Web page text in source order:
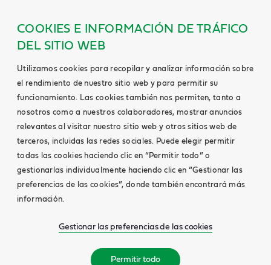
COOKIES E INFORMACIÓN DE TRÁFICO
DEL SITIO WEB
Utilizamos cookies para recopilar y analizar información sobre
el rendimiento de nuestro sitio web y para permitir su
funcionamiento. Las cookies también nos permiten, tanto a
nosotros como a nuestros colaboradores, mostrar anuncios
relevantes al visitar nuestro sitio web y otros sitios web de
terceros, incluidas las redes sociales. Puede elegir permitir
todas las cookies haciendo clic en “Permitir todo” o
gestionarlas individualmente haciendo clic en “Gestionar las
preferencias de las cookies”, donde también encontrará más
información.
Gestionar las preferencias de las cookies
Permitir todo